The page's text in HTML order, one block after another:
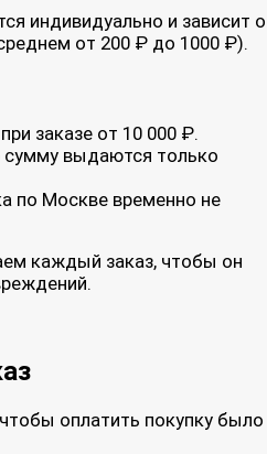
индивидуально и зависит
от 200 ₽ до 1000 ₽).
заказе от 10 000 ₽.
выдаются только
по Москве временно не
каждый заказ, чтобы он
оплатить покупку было